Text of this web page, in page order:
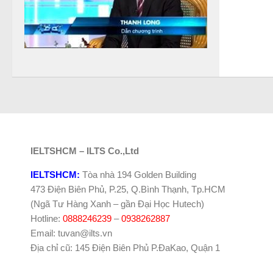
IELTSHCM – ILTS Co.,Ltd
IELTSHCM: Tòa nhà 194 Golden Building
473 Điện Biên Phủ, P.25, Q.Bình Thạnh, Tp.HCM
(Ngã Tư Hàng Xanh – gần Đại Học Hutech)
Hotline: 0888246239 –0938262887
Email: tuvan@ilts.vn
Địa chỉ cũ: 145 Điện Biên Phủ P.ĐaKao, Quận 1